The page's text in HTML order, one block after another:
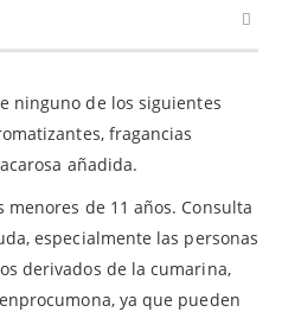
ninguno de los siguientes
fragancias
añadida.
de 11 años. Consulta
especialmente las personas
derivados de la cumarina,
ya que pueden